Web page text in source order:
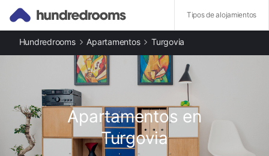
Tipos de alojamientos
Otros tipos de alojamiento
Casas rurales en Turgovia
Apartamentos en Turgovia
Comunidades destacadas
Apartamentos en Zúrich
Apartamentos en San Galo
Apartamentos en Schwyz
Apartamentos en Glaris
Apartamentos en Vorarlberg
Hundredrooms Apartamentos Turgovia
Apartamentos en
Turgovia